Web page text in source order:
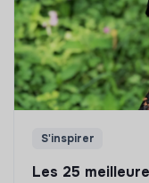
S'inspirer
Les 25